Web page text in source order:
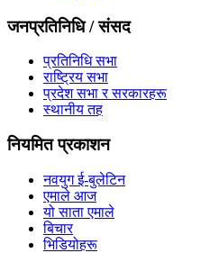
जनप्रतिनिधि / संसद
प्रतिनिधि सभा
राष्ट्रिय सभा
प्रदेश सभा र सरकारहरू
स्थानीय तह
नियमित प्रकाशन
नवयुग ई-बुलेटिन
एमाले आज
यो साता एमाले
बिचार
भिडियोहरू